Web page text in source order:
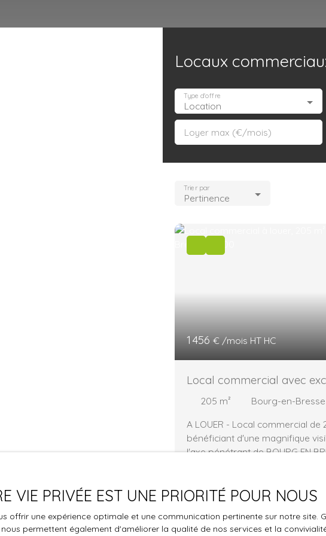
Locaux
Location
Type d'offre
Loyer max (€/mois)
Pertinence
Trier par
1 456 € /mois HT HC
Local commercial avec
visibilité - MANDAT 9852
205 m²
Bourg-en-
A LOUER - Local commercial de
bénéficiant d'une magnifique
l'axe pénétrant de BOURG EN
solaire R+1 de 87 m2 1 réserve
électrique Fibre optique avec
VIE PRIVÉE EST UNE PRIORITÉ POUR NOUS
offrir une expérience optimale et une communication pertinente sur notre
permettent également d'améliorer la qualité de nos services et la